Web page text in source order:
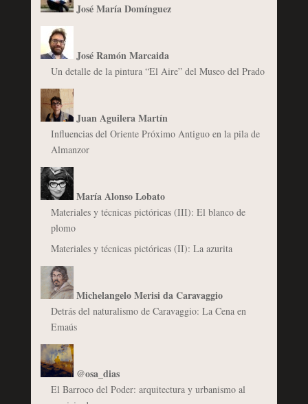
José María Domínguez
José Ramón Marcaida
Un detalle de la pintura “El Aire” del Museo del Prado
Juan Aguilera Martín
Influencias del Oriente Próximo Antiguo en la pila de
Almanzor
María Alonso Lobato
Materiales y técnicas pictóricas (III): El blanco de
plomo
Materiales y técnicas pictóricas (II): La azurita
Michelangelo Merisi da Caravaggio
Detrás del naturalismo de Caravaggio: La Cena en
Emaús
@osa_dias
El Barroco del Poder: arquitectura y urbanismo al